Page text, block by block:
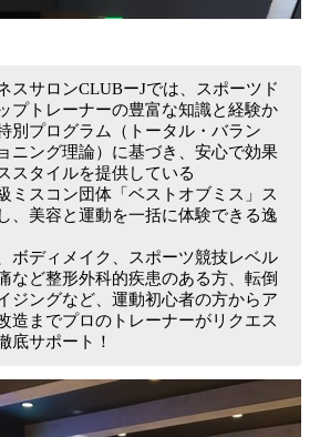
スサロンCLUBーJでは、スポーツド
プトレーナーの豊富な知識と経験か
別プログラム（トータル・バラン
ニング理論）に基づき、安心で効果
スタイルを提供している
ミスコン団体「ベストオブミス」ス
、美容と運動を一括に体験できる逸
ボディメイク、スポーツ競技レベル
など整形外科的疾患のある方、転倒
ジングなど、運動初心者の方からア
造までプロのトレーナーがリクエス
底サポート！